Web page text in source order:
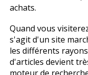
achats.
Quand vous
s'agit d'un site
les différents
d'articles devient